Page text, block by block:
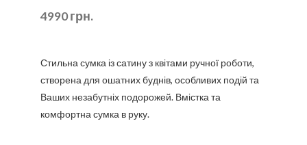
4990грн.
Стильна сумка із сатину з квітами ручної роботи,
створена для ошатних буднів, особливих подій та
Ваших незабутніх подорожей. Вмістка та
комфортна сумка в руку.